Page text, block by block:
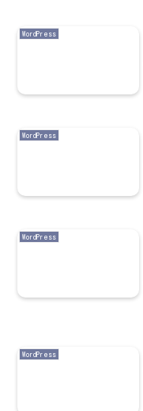
WordPress
WordPress
WordPress
WordPress